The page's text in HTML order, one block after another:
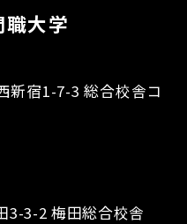
職大学
新宿1-7-3 総合校舎コ
3-3-2 梅田総合校舎